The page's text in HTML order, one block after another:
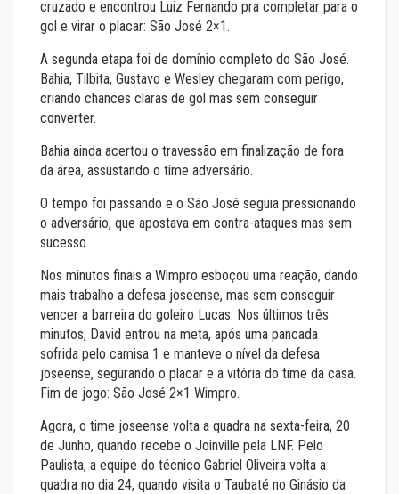
cruzado e encontrou Luiz Fernando pra completar para o
gol e virar o placar: São José 2×1.
A segunda etapa foi de domínio completo do São José.
Bahia, Tilbita, Gustavo e Wesley chegaram com perigo,
criando chances claras de gol mas sem conseguir
converter.
Bahia ainda acertou o travessão em finalização de fora
da área, assustando o time adversário.
O tempo foi passando e o São José seguia pressionando
o adversário, que apostava em contra-ataques mas sem
sucesso.
Nos minutos finais a Wimpro esboçou uma reação, dando
mais trabalho a defesa joseense, mas sem conseguir
vencer a barreira do goleiro Lucas. Nos últimos três
minutos, David entrou na meta, após uma pancada
sofrida pelo camisa 1 e manteve o nível da defesa
joseense, segurando o placar e a vitória do time da casa.
Fim de jogo: São José 2×1 Wimpro.
Agora, o time joseense volta a quadra na sexta-feira, 20
de Junho, quando recebe o Joinville pela LNF. Pelo
Paulista, a equipe do técnico Gabriel Oliveira volta a
quadra no dia 24, quando visita o Taubaté no Ginásio da